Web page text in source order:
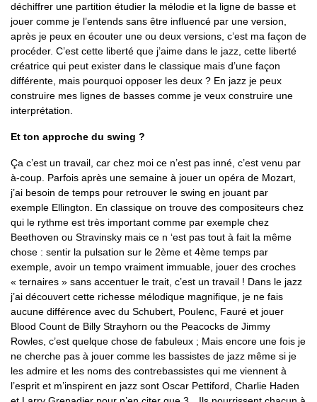
déchiffrer une partition étudier la mélodie et la ligne de basse et
jouer comme je l’entends sans être influencé par une version,
après je peux en écouter une ou deux versions, c’est ma façon de
procéder. C’est cette liberté que j’aime dans le jazz, cette liberté
créatrice qui peut exister dans le classique mais d’une façon
différente, mais pourquoi opposer les deux ? En jazz je peux
construire mes lignes de basses comme je veux construire une
interprétation.
Et ton approche du swing ?
Ça c’est un travail, car chez moi ce n’est pas inné, c’est venu par
à-coup. Parfois après une semaine à jouer un opéra de Mozart,
j’ai besoin de temps pour retrouver le swing en jouant par
exemple Ellington. En classique on trouve des compositeurs chez
qui le rythme est très important comme par exemple chez
Beethoven ou Stravinsky mais ce n ‘est pas tout à fait la même
chose : sentir la pulsation sur le 2ème et 4ème temps par
exemple, avoir un tempo vraiment immuable, jouer des croches
« ternaires » sans accentuer le trait, c’est un travail ! Dans le jazz
j’ai découvert cette richesse mélodique magnifique, je ne fais
aucune différence avec du Schubert, Poulenc, Fauré et jouer
Blood Count de Billy Strayhorn ou the Peacocks de Jimmy
Rowles, c’est quelque chose de fabuleux ; Mais encore une fois je
ne cherche pas à jouer comme les bassistes de jazz même si je
les admire et les noms des contrebassistes qui me viennent à
l’esprit et m’inspirent en jazz sont Oscar Pettiford, Charlie Haden